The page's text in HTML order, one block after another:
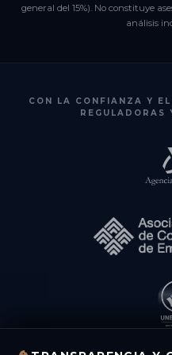
general del 15%). No constituye
análisis
CON LA CONFIANZA Y
REGULADORAS